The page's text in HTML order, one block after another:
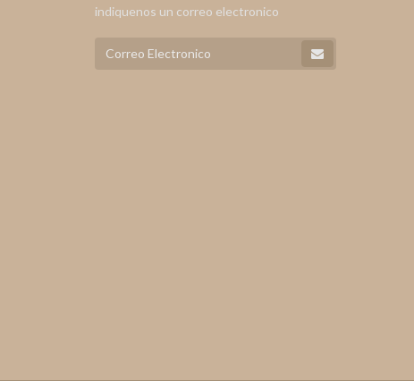
indiquenos un correo electronico